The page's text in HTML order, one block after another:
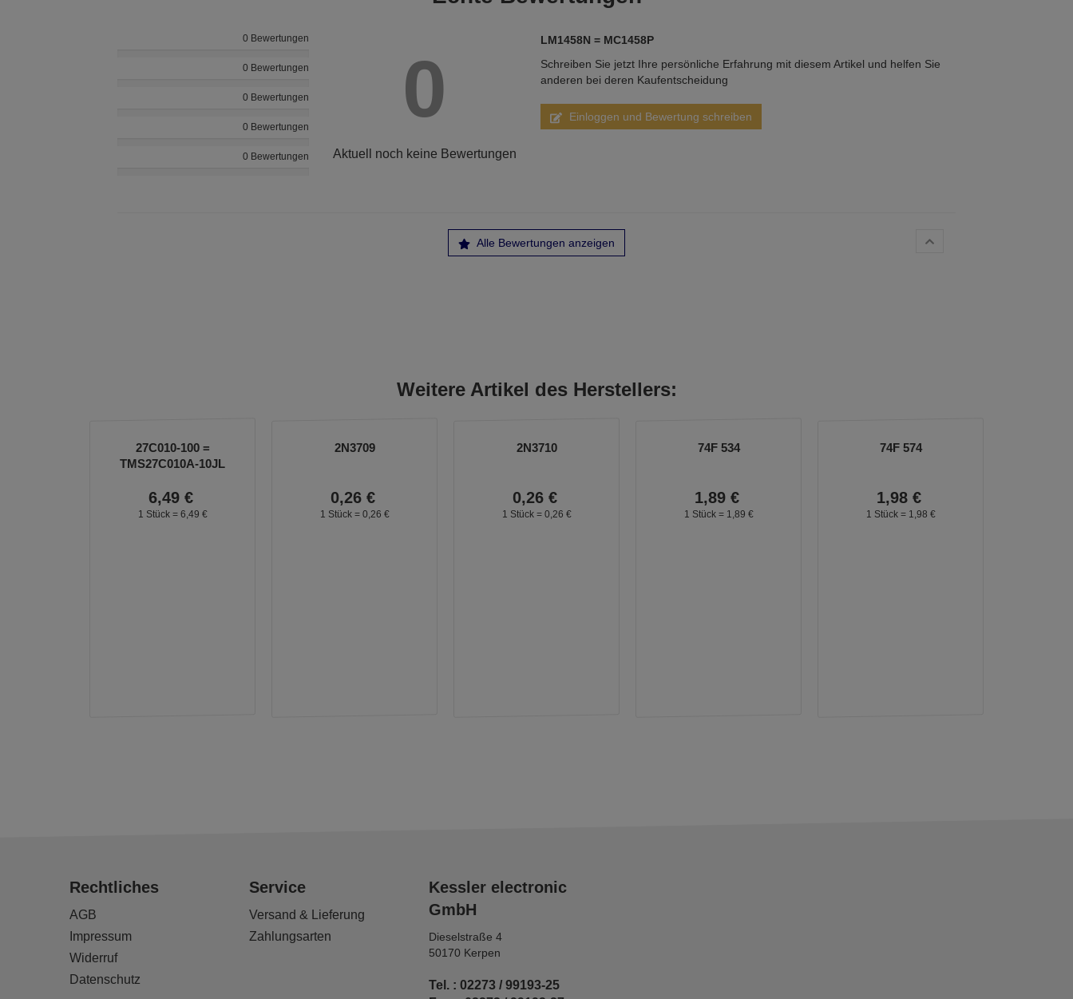
0 Bewertungen
0 Bewertungen
0 Bewertungen
0 Bewertungen
0 Bewertungen
0
Aktuell noch keine Bewertungen
LM1458N = MC1458P
Schreiben Sie jetzt Ihre persönliche Erfahrung mit diesem Artikel und helfen Sie
anderen bei deren Kaufentscheidung
Einloggen und Bewertung schreiben
Alle Bewertungen anzeigen
Weitere Artikel des Herstellers:
27C010-100 =
TMS27C010A-10JL
6,49 €
1 Stück = 6, 49 €
2N3709
0,26 €
1 Stück = 0, 26 €
2N3710
0,26 €
1 Stück = 0, 26 €
74F 534
1,89 €
1 Stück = 1, 89 €
74F 574
1,98 €
1 Stück = 1, 98 €
Rechtliches
AGB
Impressum
Widerruf
Datenschutz
Service
Versand & Lieferung
Zahlungsarten
Kessler electronic
GmbH
Dieselstraße 4
50170 Kerpen
Tel. : 02273 / 99193-25